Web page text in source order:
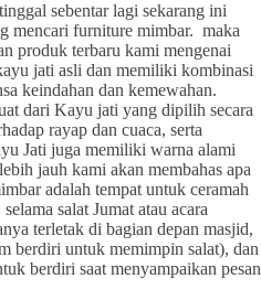
sebentar lagi sekarang ini
mencari furniture mimbar. maka
produk terbaru kami mengenai
jati asli dan memiliki kombinasi
keindahan dan kemewahan.
dari Kayu jati yang dipilih secara
rayap dan cuaca, serta
Jati juga memiliki warna alami
jauh kami akan membahas apa
adalah tempat untuk ceramah
salat Jumat atau acara
terletak di bagian depan masjid,
berdiri untuk memimpin salat), dan
berdiri saat menyampaikan pesan